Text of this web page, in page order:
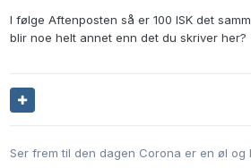
I følge Aftenposten så er 100 ISK det
blir noe helt annet enn det du skriver her?
Ser frem til den dagen Corona er en øl og